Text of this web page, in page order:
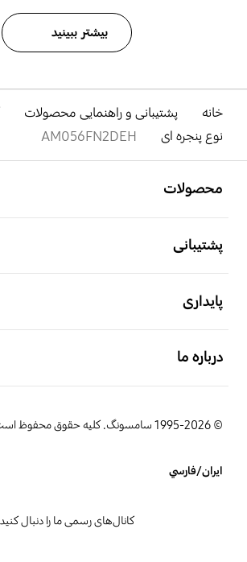
بیشتر ببینید
خانه پشتیبانی و راهنمایی محصولات
نوع پنجره ای
AM056FN2DEH
محصولات
پشتیبانی
پایداری
درباره ما
© 1995-2026 سامسونگ. کلیه حقوق محفوظ است.
ایران/فارسي
کانال‌های رسمی ما را دنبال کنید